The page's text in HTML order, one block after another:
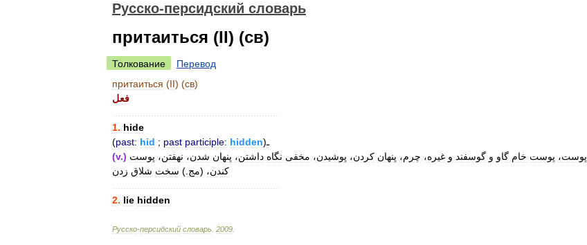
Русско-персидский словарь
притаиться (II) (св)
Толкование
Перевод
притаиться (II) (св)
فعل
1. hide
(past: hid ; past participle: hidden)ـ
(v.) پوست، پوست خام گاو و گوسفند و غیره، چرم، پنهان کردن، پوشیدن، مخفی نگاه داشتن، پنهان شدن، نهفتن، پوست
کندن، (مج .) سخت شلاق زدن
2. lie hidden
Русско-персидский словарь 2009